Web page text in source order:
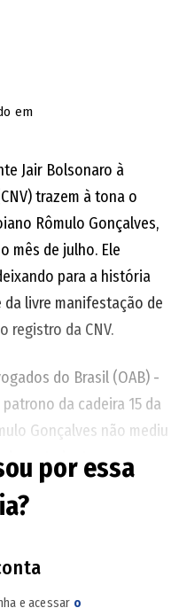
em
Jair Bolsonaro à
trazem à tona o
Rômulo Gonçalves,
mês de julho. Ele
para a história
da livre manifestação de
registro da CNV.
do Brasil (OAB) -
da cadeira 15 da
Gonçalves não mediu
estudantes e
contra o regime
vida brasileira. Pelo
por essa
e acessar o